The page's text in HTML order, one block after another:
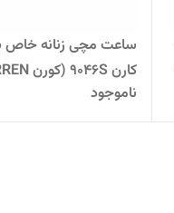
ساعت مچی زنانه خاص
کارن 9046S (کورن CURREN) مشکی
ناموجود